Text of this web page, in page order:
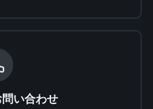
い合わせ